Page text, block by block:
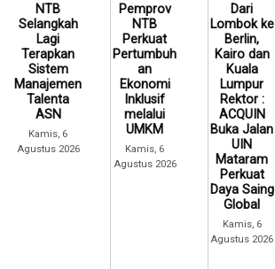
NTB
Selangkah
Lagi
Terapkan
Sistem
Manajemen
Talenta
ASN
Kamis, 6
Agustus 2026
Pemprov
NTB
Perkuat
Pertumbuh
an
Ekonomi
Inklusif
melalui
UMKM
Kamis, 6
Agustus 2026
Dari
Lombok ke
Berlin,
Kairo dan
Kuala
Lumpur
Rektor :
ACQUIN
Buka Jalan
UIN
Mataram
Perkuat
Daya Saing
Global
Kamis, 6
Agustus 2026